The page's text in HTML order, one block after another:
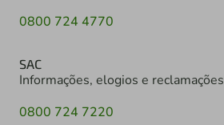
0800 724 4770
SAC
Informações, elogios e reclamações
0800 724 7220